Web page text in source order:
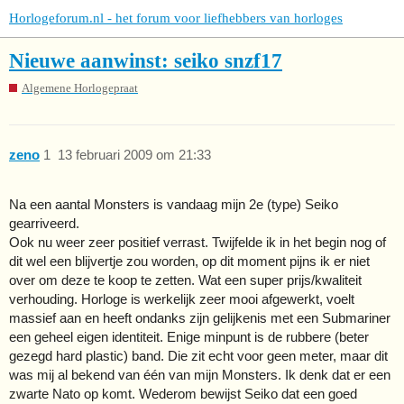
Horlogeforum.nl - het forum voor liefhebbers van horloges
Nieuwe aanwinst: seiko snzf17
Algemene Horlogepraat
zeno 13 februari 2009 om 21:33
1
Na een aantal Monsters is vandaag mijn 2e (type) Seiko
gearriveerd.
Ook nu weer zeer positief verrast. Twijfelde ik in het begin nog of
dit wel een blijvertje zou worden, op dit moment pijns ik er niet
over om deze te koop te zetten. Wat een super prijs/kwaliteit
verhouding. Horloge is werkelijk zeer mooi afgewerkt, voelt
massief aan en heeft ondanks zijn gelijkenis met een Submariner
een geheel eigen identiteit. Enige minpunt is de rubbere (beter
gezegd hard plastic) band. Die zit echt voor geen meter, maar dit
was mij al bekend van één van mijn Monsters. Ik denk dat er een
zwarte Nato op komt. Wederom bewijst Seiko dat een goed